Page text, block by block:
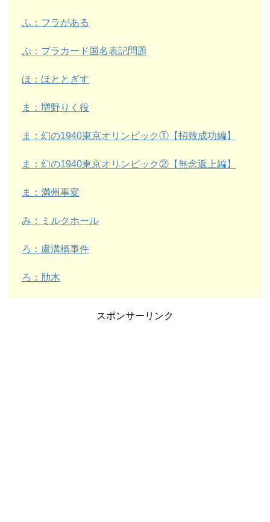
ふ：フラがある
ぷ：プラカード国名表記問題
ほ：ほととぎす
ま：増野りく役
ま：幻の1940東京オリンピック①【招致成功編】
ま：幻の1940東京オリンピック②【無念返上編】
ま：満州事変
み：ミルクホール
ろ：盧溝橋事件
ろ：肋木
スポンサーリンク